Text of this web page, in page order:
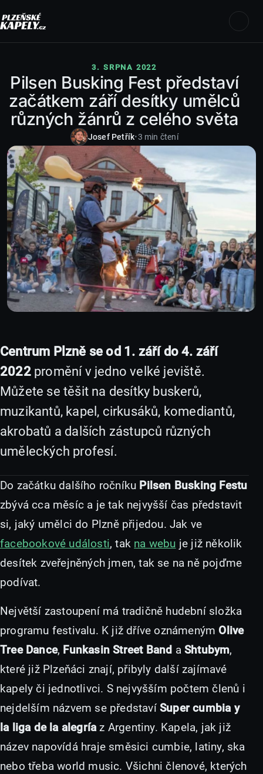
3. SRPNA 2022
Pilsen Busking Fest představí
začátkem září desítky umělců
různých žánrů z celého světa
Josef Petřík•3 min čtení
Centrum Plzně se od 1. září do 4. září
2022promění v jedno velké jeviště.
Můžete se těšit na desítky buskerů,
muzikantů, kapel, cirkusáků, komediantů,
akrobatů a dalších zástupců různých
uměleckých profesí.
Do začátku dalšího ročníku Pilsen Busking Festu
zbývá cca měsíc a je tak nejvyšší čas představit
si, jaký umělci do Plzně přijedou. Jak ve
facebookové události, tak na webu je již několik
desítek zveřejněných jmen, tak se na ně pojďme
podívat.
Největší zastoupení má tradičně hudební složka
programu festivalu. K již dříve oznámeným Olive
Tree Dance, Funkasin Street Band aShtubym,
které již Plzeňáci znají, přibyly další zajímavé
kapely či jednotlivci. S nejvyšším počtem členů i
nejdelším názvem se představí Super cumbia y
la liga de la alegríaz Argentiny. Kapela, jak již
název napovídá hraje směsici cumbie, latiny, ska
nebo třeba world music. Všichni členové, kterých